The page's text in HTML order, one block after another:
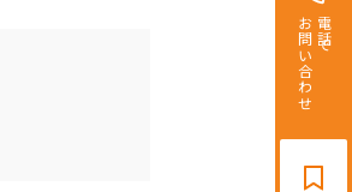
電話で
お問い合わせ